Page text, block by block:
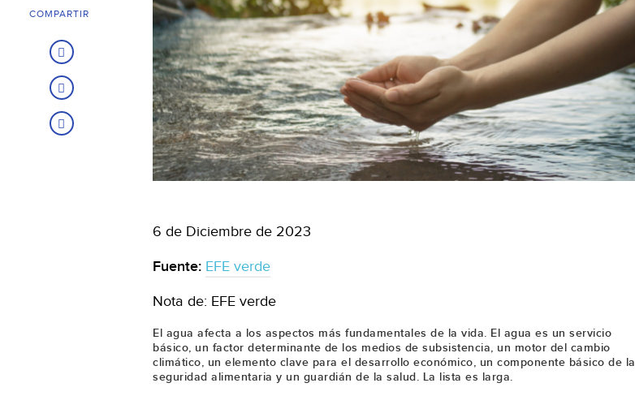
6 de Diciembre de 2023
Fuente: EFE verde
Nota de: EFE verde
El agua afecta a los aspectos más fundamentales de la vida. El agua es un servicio
básico, un factor determinante de los medios de subsistencia, un motor del cambio
climático, un elemento clave para el desarrollo económico, un componente básico de la
seguridad alimentaria y un guardián de la salud. La lista es larga.
COMPARTIR